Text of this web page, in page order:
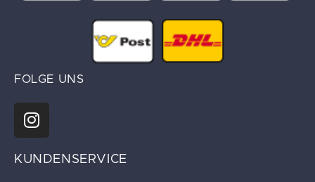
FOLGE UNS
KUNDENSERVICE